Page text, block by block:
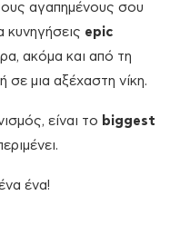
αγαπημένους σου
κυνηγήσεις epic
ακόμα και από τη
σε μια αξέχαστη νίκη.
είναι το biggest
ένα!